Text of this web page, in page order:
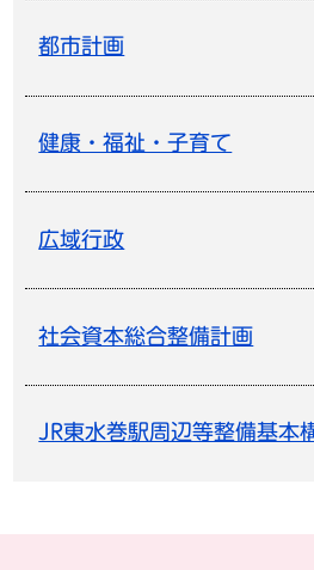
都市計画
健康・福祉・子育て
広域行政
社会資本総合整備計画
JR東水巻駅周辺等整備基本